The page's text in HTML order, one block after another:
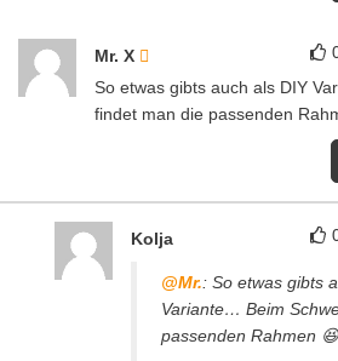
Mr. X
So etwas gibts auch als DIY
findet man die passenden
Kolja
@Mr.: So etwas gibts
Variante… Beim
passenden Rahmen 😆